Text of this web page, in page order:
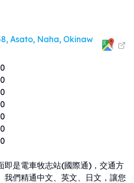
Asato, Naha, Okinaw
即是電車牧志站(國際通)，交通方
我們精通中文、英文、日文，讓您